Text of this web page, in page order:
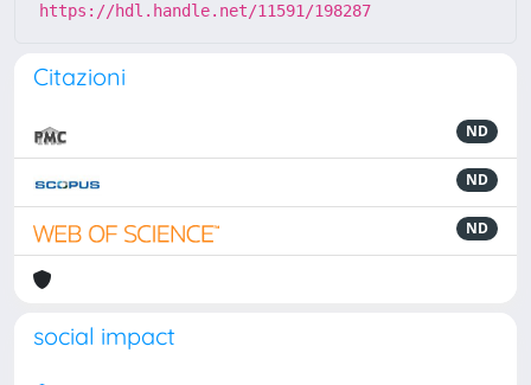
https://hdl.handle.net/11591/198287
Citazioni
ND
ND
ND
social impact